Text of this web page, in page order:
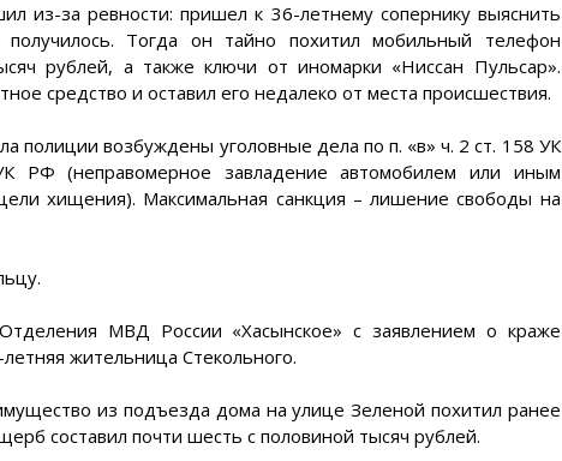
из-за ревности: пришел к 36-летнему сопернику выяснить
Тогда он тайно похитил мобильный телефон
рублей, а также ключи от иномарки «Ниссан Пульсар».
средство и оставил его недалеко от места происшествия.
полиции возбуждены уголовные дела по п. «в» ч. 2 ст. 158 УК
(неправомерное завладение автомобилем или иным
хищения). Максимальная санкция – лишение свободы на
МВД России «Хасынское» с заявлением о краже
жительница Стекольного.
из подъезда дома на улице Зеленой похитил ранее
составил почти шесть с половиной тысяч рублей.